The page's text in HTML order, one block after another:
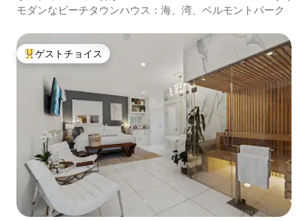
モダンなビーチタウンハウス：海、湾、ベルモントパーク
大好評のゲストチョイスです。
ゲストチョイス